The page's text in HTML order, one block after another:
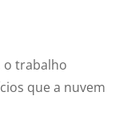
o trabalho
que a nuvem